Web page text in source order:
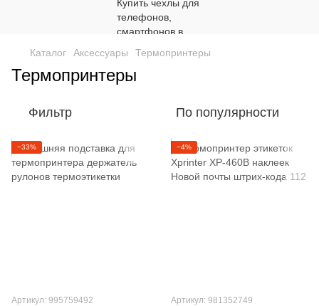
Каталог Аксессуары Термопринтеры
Термопринтеры
Фильтр По популярности
−33%
Артикул: 995759492
−4%
Артикул: 981352749